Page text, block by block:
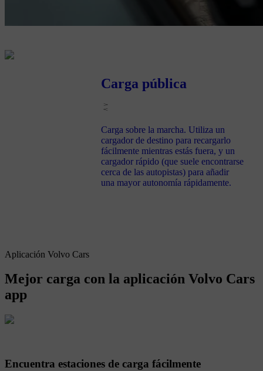
Carga pública
Carga sobre la marcha. Utiliza un
cargador de destino para recargarlo
fácilmente mientras estás fuera, y un
cargador rápido (que suele encontrarse
cerca de las autopistas) para añadir
una mayor autonomía rápidamente.
Aplicación Volvo Cars
Mejor carga con la aplicación Volvo Cars
app
Encuentra estaciones de carga fácilmente